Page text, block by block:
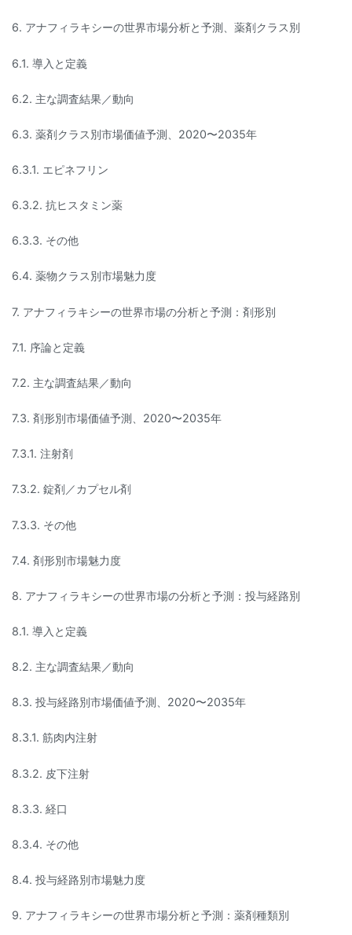
6. アナフィラキシーの世界市場分析と予測、薬剤クラス別
6.1. 導入と定義
6.2. 主な調査結果／動向
6.3. 薬剤クラス別市場価値予測、2020〜2035年
6.3.1. エピネフリン
6.3.2. 抗ヒスタミン薬
6.3.3. その他
6.4. 薬物クラス別市場魅力度
7. アナフィラキシーの世界市場の分析と予測：剤形別
7.1. 序論と定義
7.2. 主な調査結果／動向
7.3. 剤形別市場価値予測、2020〜2035年
7.3.1. 注射剤
7.3.2. 錠剤／カプセル剤
7.3.3. その他
7.4. 剤形別市場魅力度
8. アナフィラキシーの世界市場の分析と予測：投与経路別
8.1. 導入と定義
8.2. 主な調査結果／動向
8.3. 投与経路別市場価値予測、2020〜2035年
8.3.1. 筋肉内注射
8.3.2. 皮下注射
8.3.3. 経口
8.3.4. その他
8.4. 投与経路別市場魅力度
9. アナフィラキシーの世界市場分析と予測：薬剤種類別